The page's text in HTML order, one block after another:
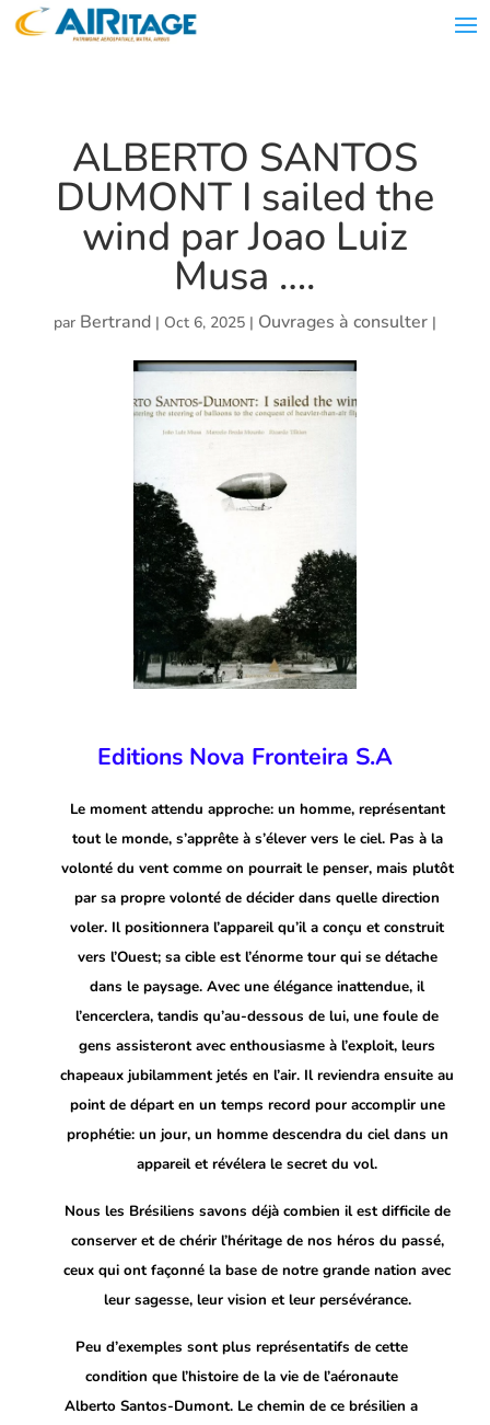
ALBERTO SANTOS
DUMONT I sailed the
wind par Joao Luiz
Musa ….
par Bertrand| Oct 6, 2025| Ouvrages à consulter|
Editions Nova Fronteira S.A
Le moment attendu approche: un homme, représentant
tout le monde, s’apprête à s’élever vers le ciel. Pas à la
volonté du vent comme on pourrait le penser, mais plutôt
par sa propre volonté de décider dans quelle direction
voler. Il positionnera l’appareil qu’il a conçu et construit
vers l’Ouest; sa cible est l’énorme tour qui se détache
dans le paysage. Avec une élégance inattendue, il
l’encerclera, tandis qu’au-dessous de lui, une foule de
gens assisteront avec enthousiasme à l’exploit, leurs
chapeaux jubilamment jetés en l’air. Il reviendra ensuite au
point de départ en un temps record pour accomplir une
prophétie: un jour, un homme descendra du ciel dans un
appareil et révélera le secret du vol.
Nous les Brésiliens savons déjà combien il est difficile de
conserver et de chérir l’héritage de nos héros du passé,
ceux qui ont façonné la base de notre grande nation avec
leur sagesse, leur vision et leur persévérance.
Peu d’exemples sont plus représentatifs de cette
condition que l’histoire de la vie de l’aéronaute
Alberto Santos-Dumont. Le chemin de ce brésilien a